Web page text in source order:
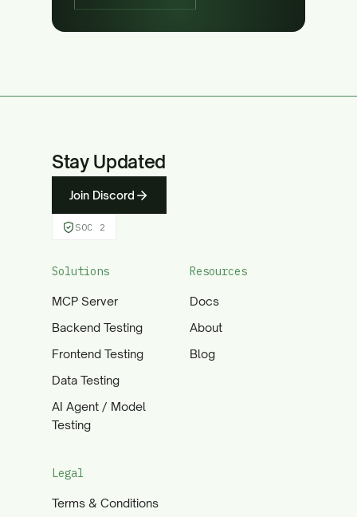
Stay Updated
Join Discord
SOC 2
Solutions
MCP Server
Backend Testing
Frontend Testing
Data Testing
AI Agent / Model
Testing
Resources
Docs
About
Blog
Legal
Terms & Conditions